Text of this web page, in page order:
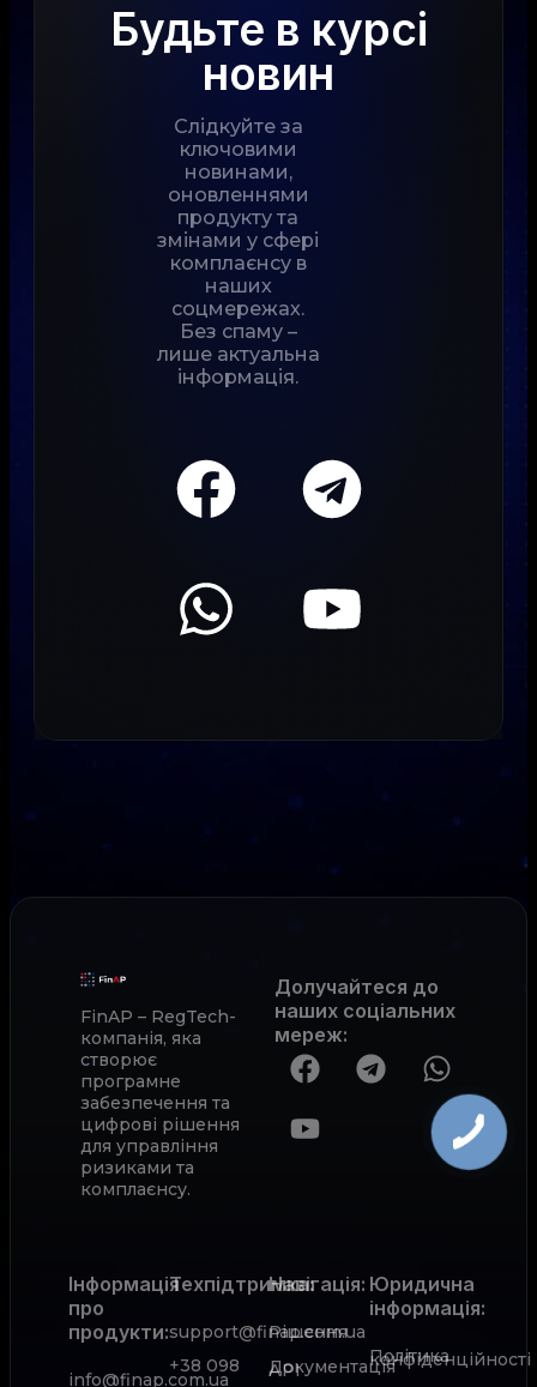
Будьте в курсі
новин
Слідкуйте за
ключовими
новинами,
оновленнями
продукту та
змінами у сфері
комплаєнсу в
наших
соцмережах.
Без спаму –
лише актуальна
інформація.
FinAP – RegTech-
компанія, яка
створює
програмне
забезпечення та
цифрові рішення
для управління
ризиками та
комплаєнсу.
Долучайтеся до
наших соціальних
мереж:
Інформація
про
продукти:
info@finap.com.ua
Техпідтримка:
support@finap.com.ua
+38 098
Рішення
Документація
АРІ
Навігація: Юридична
інформація:
Політика
конфіденційності